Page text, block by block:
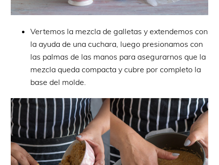
Vertemos la mezcla de galletas y extendemos con
la ayuda de una cuchara, luego presionamos con
las palmas de las manos para asegurarnos que la
mezcla queda compacta y cubre por completo la
base del molde.